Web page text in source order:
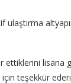
ettiklerini lisana
teşekkür